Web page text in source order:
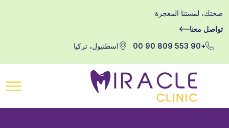
صحتك، لمستنا المعجزة
تواصل معنا
+90 553 809 90 00
اسطنبول، تركيا